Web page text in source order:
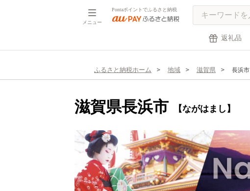
メニュー
Pontaポイントでふるさと納税
返礼品
ふるさと納税ホーム 地域 滋賀県 長浜市
滋賀県長浜市 【ながはまし】